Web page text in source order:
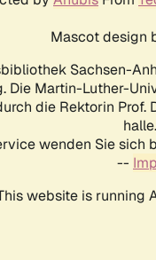
Mascot design
Sachsen-
Die Martin-Luther-
die Rektorin
wenden Sie
--
website is running